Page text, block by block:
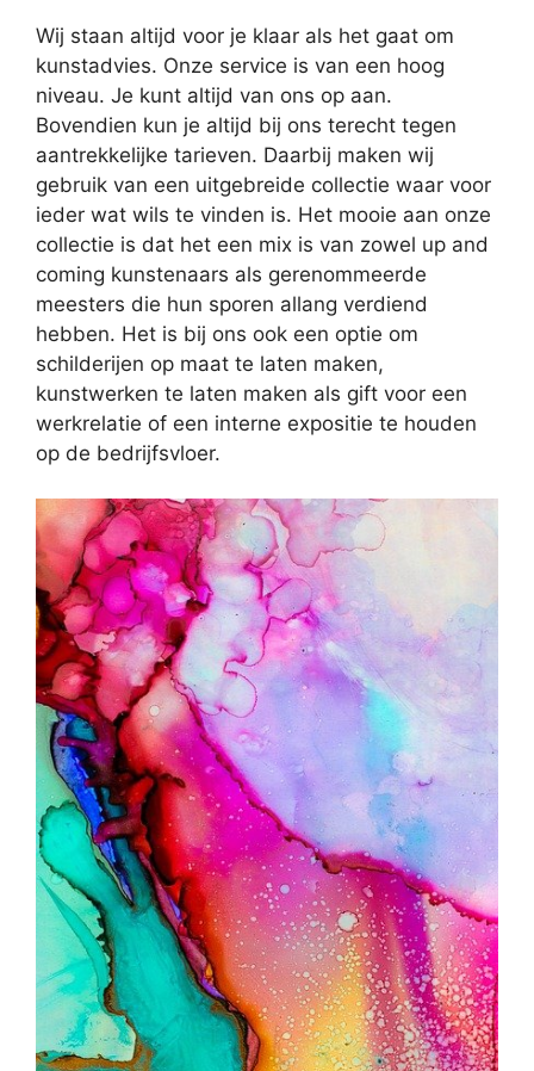
Wij staan altijd voor je klaar als het gaat om
kunstadvies. Onze service is van een hoog
niveau. Je kunt altijd van ons op aan.
Bovendien kun je altijd bij ons terecht tegen
aantrekkelijke tarieven. Daarbij maken wij
gebruik van een uitgebreide collectie waar voor
ieder wat wils te vinden is. Het mooie aan onze
collectie is dat het een mix is van zowel up and
coming kunstenaars als gerenommeerde
meesters die hun sporen allang verdiend
hebben. Het is bij ons ook een optie om
schilderijen op maat te laten maken,
kunstwerken te laten maken als gift voor een
werkrelatie of een interne expositie te houden
op de bedrijfsvloer.